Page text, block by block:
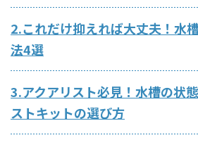
2.これだけ抑えれば大丈夫！水
法4選
3.アクアリスト必見！水槽の状
ストキットの選び方